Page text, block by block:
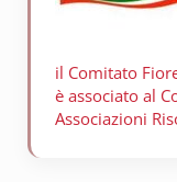
il Comitato
è associato al
Associazioni